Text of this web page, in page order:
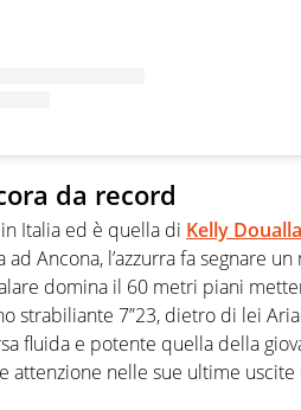
da record
in Italia ed è quella di Kelly Doualla
ad Ancona, l’azzurra fa segnare
domina il 60 metri piani
strabiliante 7”23, dietro di lei
fluida e potente quella della
attenzione nelle sue ultime uscite